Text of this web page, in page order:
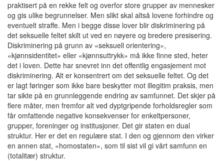
praktisert på en rekke felt og overfor store grupper av mennesker
og gis ulike begrunnelser. Men slikt skal altså lovene forhindre og
eventuelt straffe. Men i begge disse lover blir diskriminering på
det seksuelle feltet skilt ut ved en nøyere og bredere presisering.
Diskriminering på grunn av «seksuell orientering»,
«kjønnsidentitet» eller «kjønnsuttrykk» må ikke finne sted, heter
det i loven. Dette har snevret inn det offentlig engasjement mot
diskriminering. Alt er konsentrert om det seksuelle feltet. Og det
er lagt føringer som ikke bare beskytter mot illegitim praksis, men
tar sikte på en grunnleggende endring av samfunnet. Det skjer på
flere måter, men fremfor alt ved dyptgripende forholdsregler som
får omfattende negative konsekvenser for enkeltpersoner,
grupper, foreninger og institusjoner. Det gir staten en dual
struktur. Her er det en regulære stat. I den og gjennom den virker
en annen stat, «homostaten», som til sist vil gi vårt samfunn en
(totalitær) struktur.